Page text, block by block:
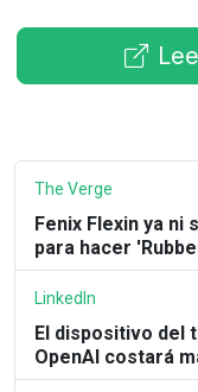
The Verge
Fenix Flexin ya ni
para hacer
LinkedIn
El dispositivo del
OpenAI costará